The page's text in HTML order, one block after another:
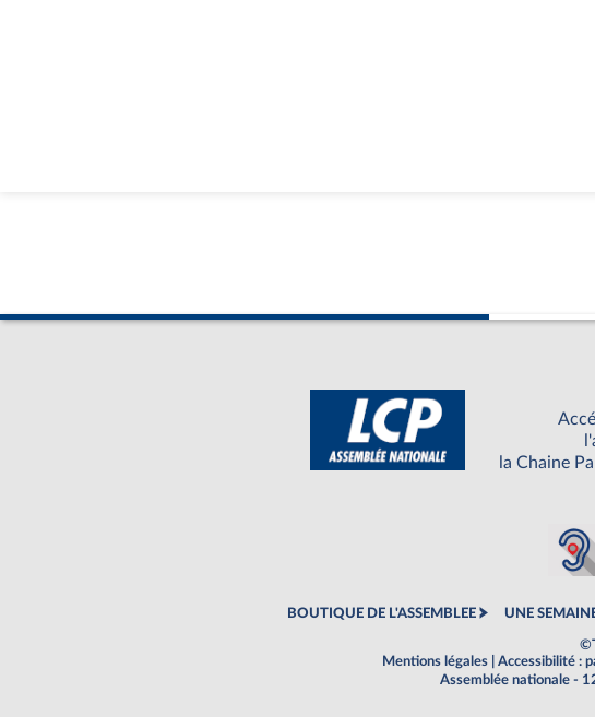
la Chaine
BOUTIQUE DE L'ASSEMBLEE UNE
Mentions légales
Accessibilité :
Assemblée nationale -